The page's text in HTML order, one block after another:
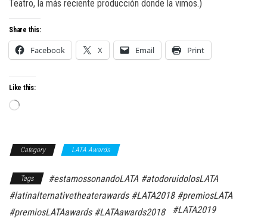
Teatro, la más reciente producción donde la vimos.)
Share this:
Facebook X Email Print
Like this:
Loading…
Category LATA Awards
Tags
#estamossonandoLATA #atodoruidolosLATA
#latinalternativetheaterawards #LATA2018 #premiosLATA
#premiosLATAawards #LATAawards2018
#LATA2019